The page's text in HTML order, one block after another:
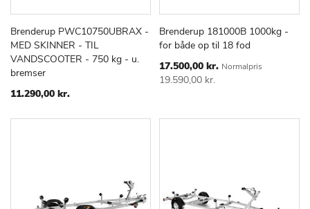
Læg i kurv
TILFØJ
ØNSKE
SAMMENLIGN
Brenderup PWC10750UBRAX -
MED SKINNER - TIL
VANDSCOOTER - 750 kg - u.
bremser
11.290,00 kr.
Læg i kurv
TILFØJ
ØNSKE
Brenderup 181000B 1000kg -
for både op til 18 fod
Special
Price
17.500,00 kr. Normalpris
19.590,00 kr.